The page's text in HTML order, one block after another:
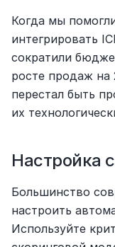
Когда мы
интегрировать
сократили
росте продаж на
перестал быть
их
Настройка
Большинство
настроить
Используйте